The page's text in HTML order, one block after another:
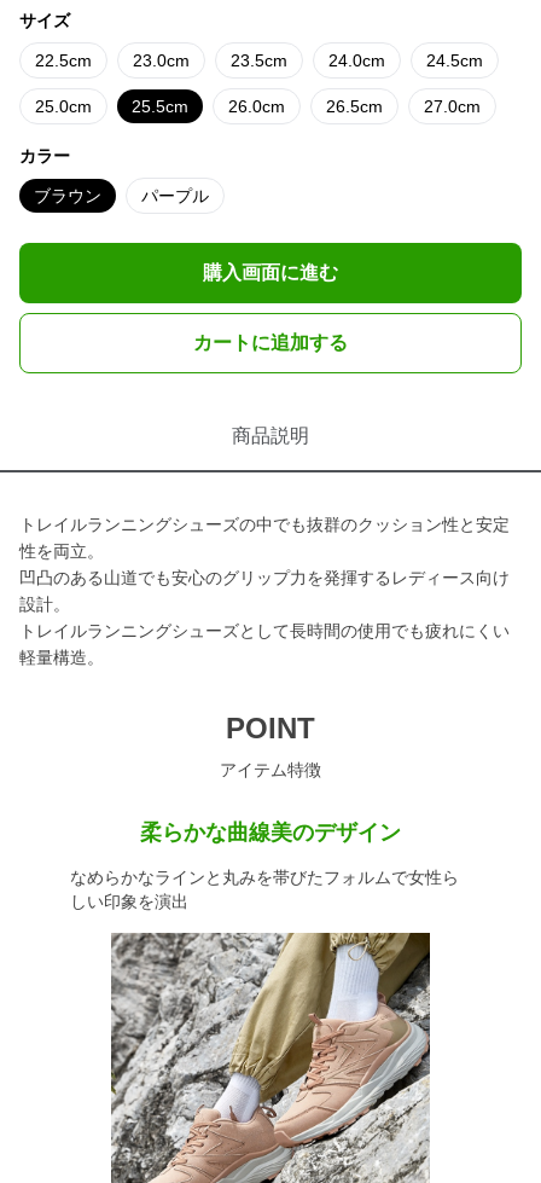
サイズ
22.5cm 23.0cm 23.5cm 24.0cm 24.5cm
25.0cm 25.5cm 26.0cm 26.5cm 27.0cm
カラー
ブラウン パープル
購入画面に進む
カートに追加する
商品説明
トレイルランニングシューズの中でも抜群のクッション性と安定
性を両立。
凹凸のある山道でも安心のグリップ力を発揮するレディース向け
設計。
トレイルランニングシューズとして長時間の使用でも疲れにくい
軽量構造。
POINT
アイテム特徴
柔らかな曲線美のデザイン
なめらかなラインと丸みを帯びたフォルムで女性ら
しい印象を演出